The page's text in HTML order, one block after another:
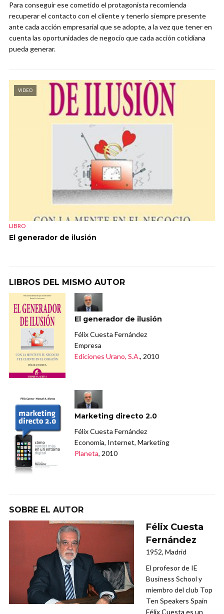
Para conseguir ese cometido el protagonista recomienda
recuperar el contacto con el cliente y tenerlo siempre presente
ante cada acción empresarial que se adopte, a la vez que tener en
cuenta las oportunidades de negocio que cada acción cotidiana
pueda generar.
VIDEO
LIBRO
El generador de ilusión
LIBROS DEL MISMO AUTOR
El generador de ilusión
Félix Cuesta Fernández
Empresa
Ediciones Urano, S.A., 2010
Marketing directo 2.0
Félix Cuesta Fernández
Economía, Internet, Marketing
Planeta, 2010
SOBRE EL AUTOR
Félix Cuesta
Fernández
1952, Madrid
El profesor de IE
Business School y
miembro del club Top
Ten Speakers Spain
Félix Cuesta es un